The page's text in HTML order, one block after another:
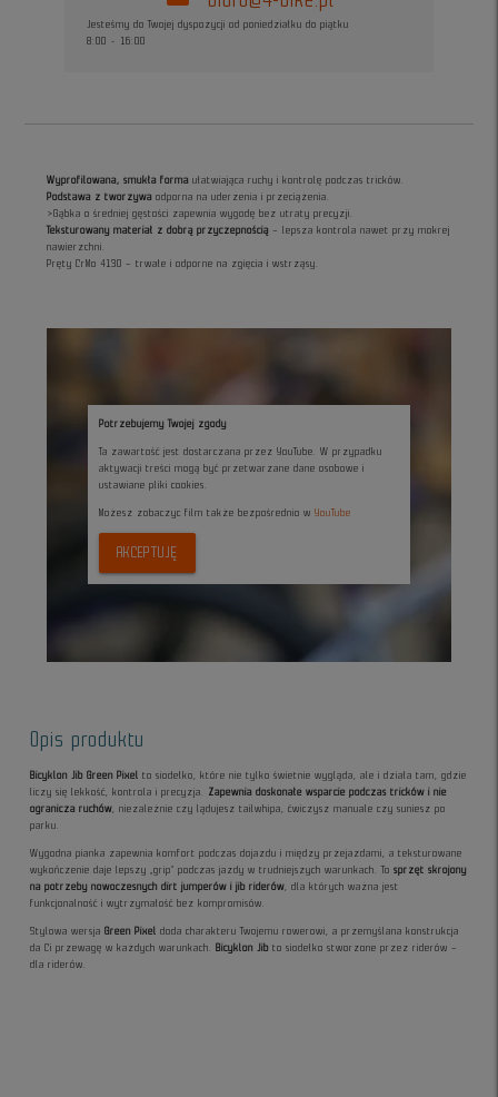
Jesteśmy do Twojej dyspozycji od poniedziałku do piątku
8:00 - 16:00
Wyprofilowana, smukła forma ułatwiająca ruchy i kontrolę podczas tricków.
Podstawa z tworzywa odporna na uderzenia i przeciążenia.
>Gąbka o średniej gęstości zapewnia wygodę bez utraty precyzji.
Teksturowany materiał z dobrą przyczepnością – lepsza kontrola nawet przy mokrej
nawierzchni.
Pręty CrMo 4130 – trwałe i odporne na zgięcia i wstrząsy.
Potrzebujemy Twojej zgody
Ta zawartość jest dostarczana przez YouTube. W przypadku
aktywacji treści mogą być przetwarzane dane osobowe i
ustawiane pliki cookies.
Możesz zobaczyc film także bezpośrednio w YouTube
AKCEPTUJĘ
Opis produktu
Bicyklon Jib Green Pixel
to siodełko, które nie tylko świetnie wygląda, ale i działa tam, gdzie
liczy się lekkość, kontrola i precyzja. Zapewnia doskonałe wsparcie podczas tricków i nie
ogranicza ruchów , niezależnie czy lądujesz tailwhipa, ćwiczysz manuale czy suniesz po
parku.
Wygodna pianka zapewnia komfort podczas dojazdu i między przejazdami, a teksturowane
wykończenie daje lepszy „grip” podczas jazdy w trudniejszych warunkach. Tosprzęt skrojony
na potrzeby nowoczesnych dirt jumperów i jib riderów , dla których ważna jest
funkcjonalność i wytrzymałość bez kompromisów.
Stylowa wersja Green Pixel
doda charakteru Twojemu rowerowi, a przemyślana konstrukcja
da Ci przewagę w każdych warunkach. Bicyklon Jib to siodełko stworzone przez riderów –
dla riderów.